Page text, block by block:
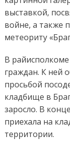
выставкой,
войне, а также
метеориту
В
граждан. К ней
просьбой
кладбище в
заросло. В
приехала на
территории.